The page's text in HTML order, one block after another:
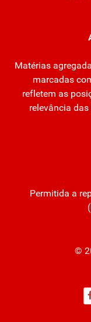
Matérias
marcadas
refletem as
relevância
Permitida a
(
©